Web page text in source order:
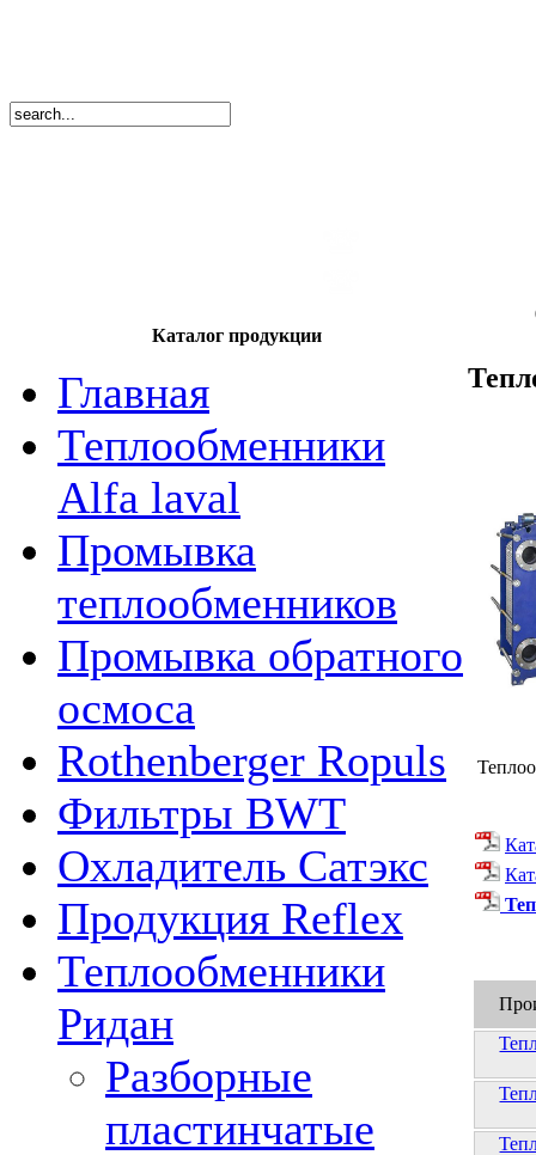
Каталог продукции
Главная
Теплообменники
Alfa laval
Промывка
теплообменников
Промывка обратного
осмоса
Rothenberger Ropuls
Фильтры BWT
Охладитель Сатэкс
Продукция Reflex
Теплообменники
Ридан
Разборные
пластинчатые